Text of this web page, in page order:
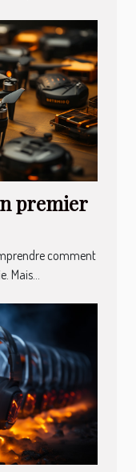
premier
comment